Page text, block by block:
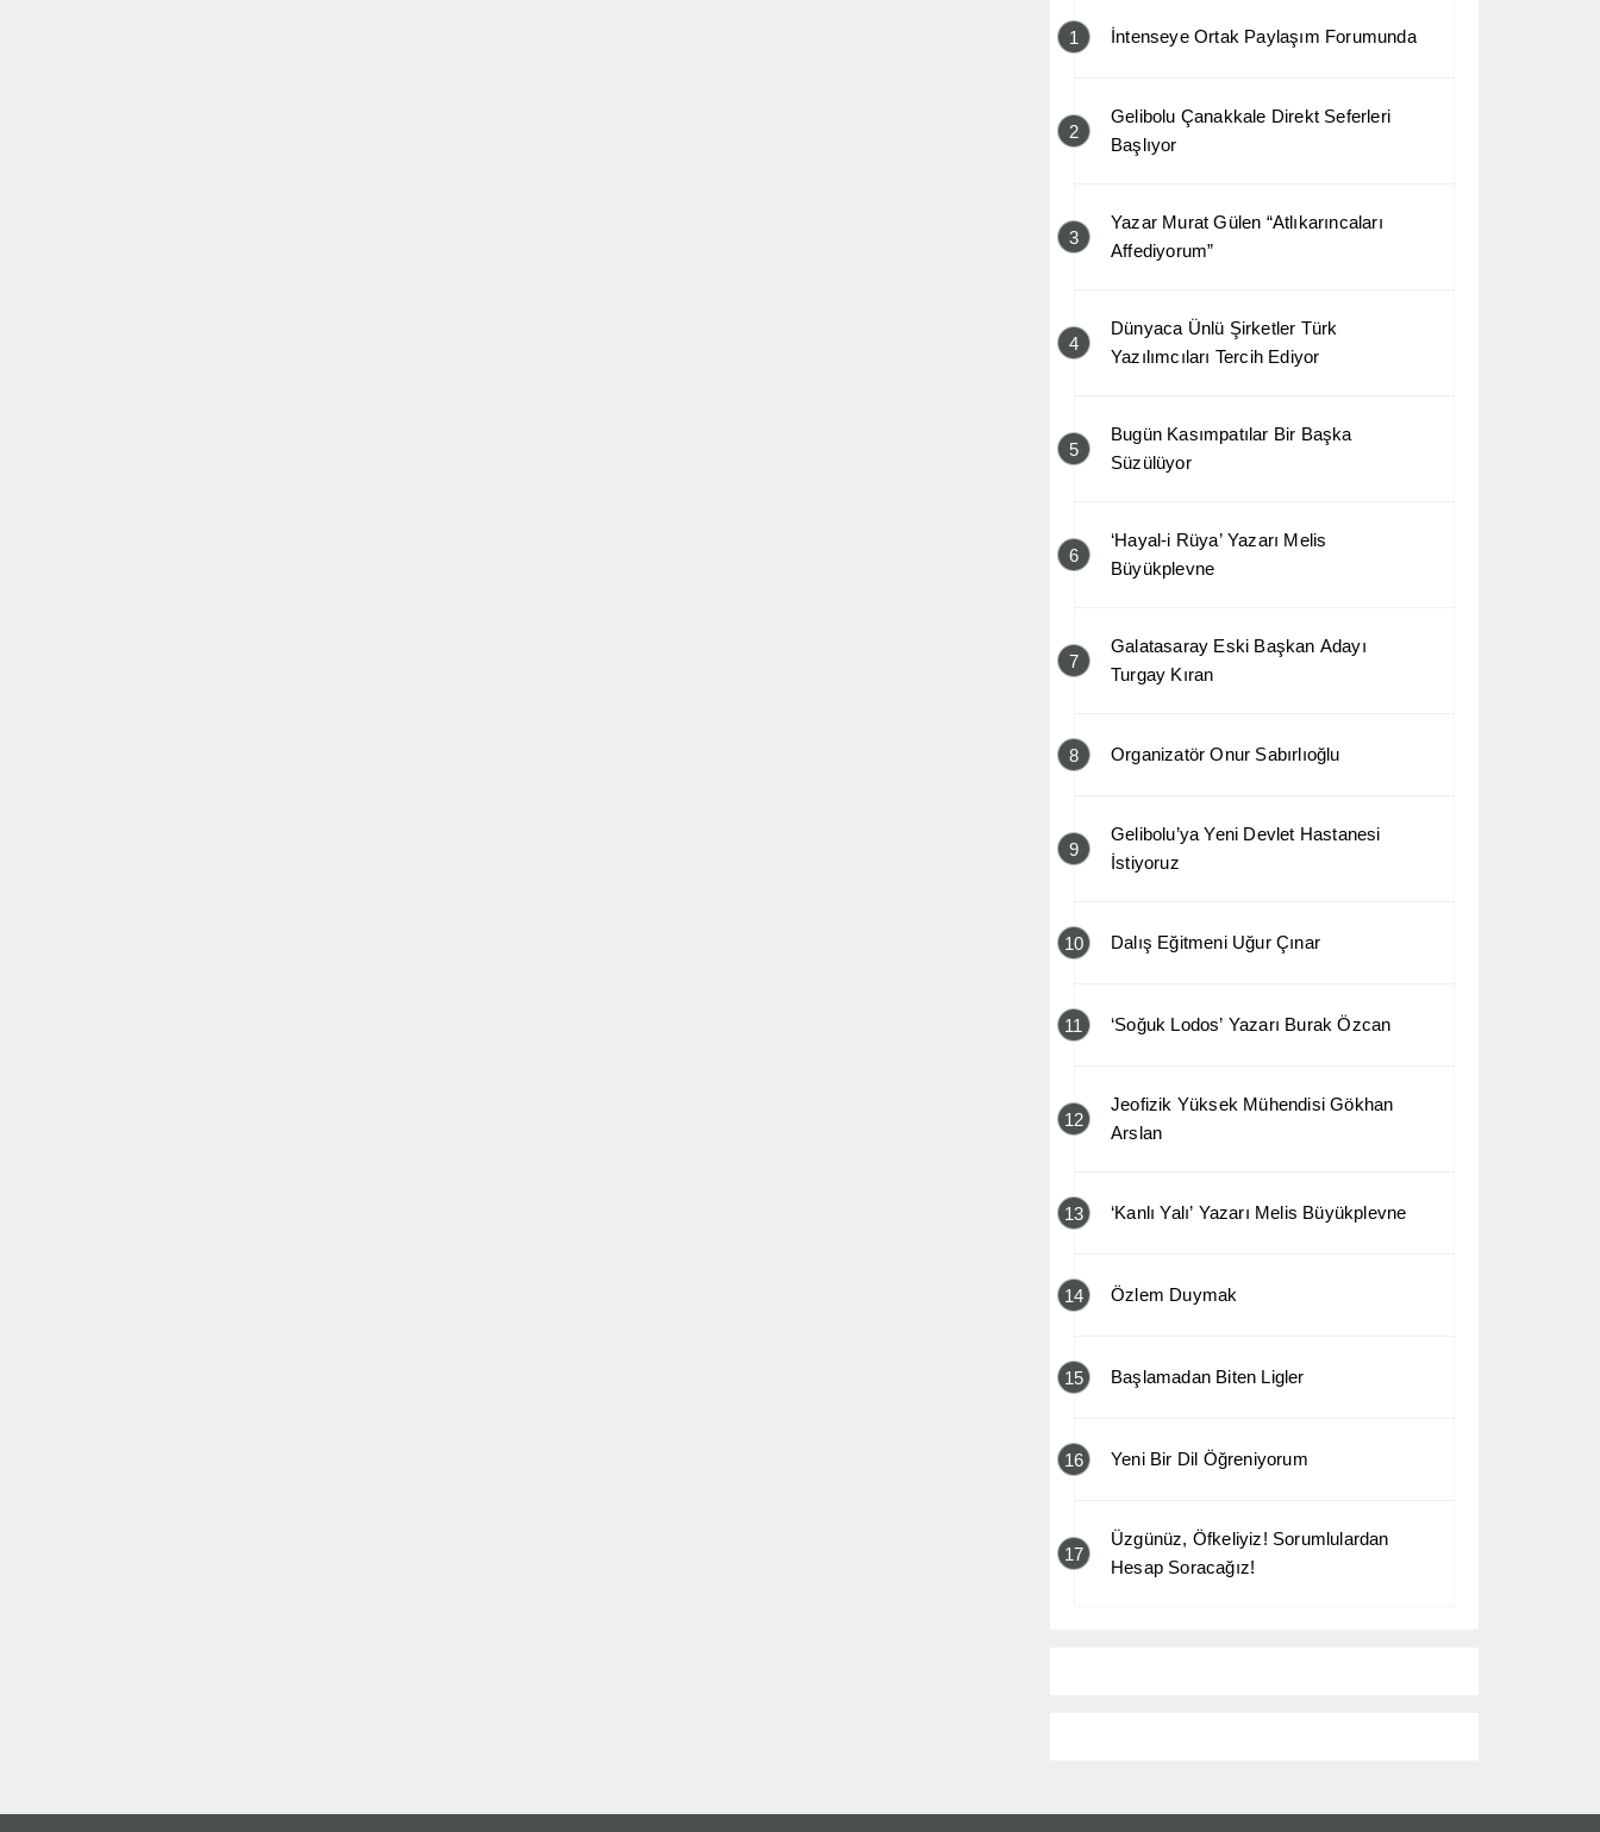
1 İntenseye Ortak Paylaşım Forumunda
2
Gelibolu Çanakkale Direkt Seferleri
Başlıyor
3
Yazar Murat Gülen “Atlıkarıncaları
Affediyorum”
4
Dünyaca Ünlü Şirketler Türk
Yazılımcıları Tercih Ediyor
5
Bugün Kasımpatılar Bir Başka
Süzülüyor
6
‘Hayal-i Rüya’ Yazarı Melis
Büyükplevne
7
Galatasaray Eski Başkan Adayı
Turgay Kıran
8 Organizatör Onur Sabırlıoğlu
9
Gelibolu’ya Yeni Devlet Hastanesi
İstiyoruz
10 Dalış Eğitmeni Uğur Çınar
11 ‘Soğuk Lodos’ Yazarı Burak Özcan
12
Jeofizik Yüksek Mühendisi Gökhan
Arslan
13 ‘Kanlı Yalı’ Yazarı Melis Büyükplevne
14 Özlem Duymak
15 Başlamadan Biten Ligler
16 Yeni Bir Dil Öğreniyorum
17
Üzgünüz, Öfkeliyiz! Sorumlulardan
Hesap Soracağız!